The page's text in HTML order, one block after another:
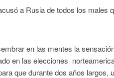
a Rusia de todos los males
en las mentes la
en las elecciones
que durante dos años largos,